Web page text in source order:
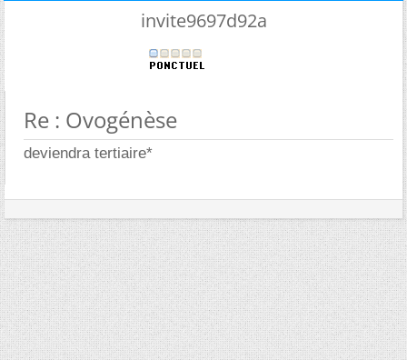
invite9697d92a
Re : Ovogénèse
deviendra tertiaire*